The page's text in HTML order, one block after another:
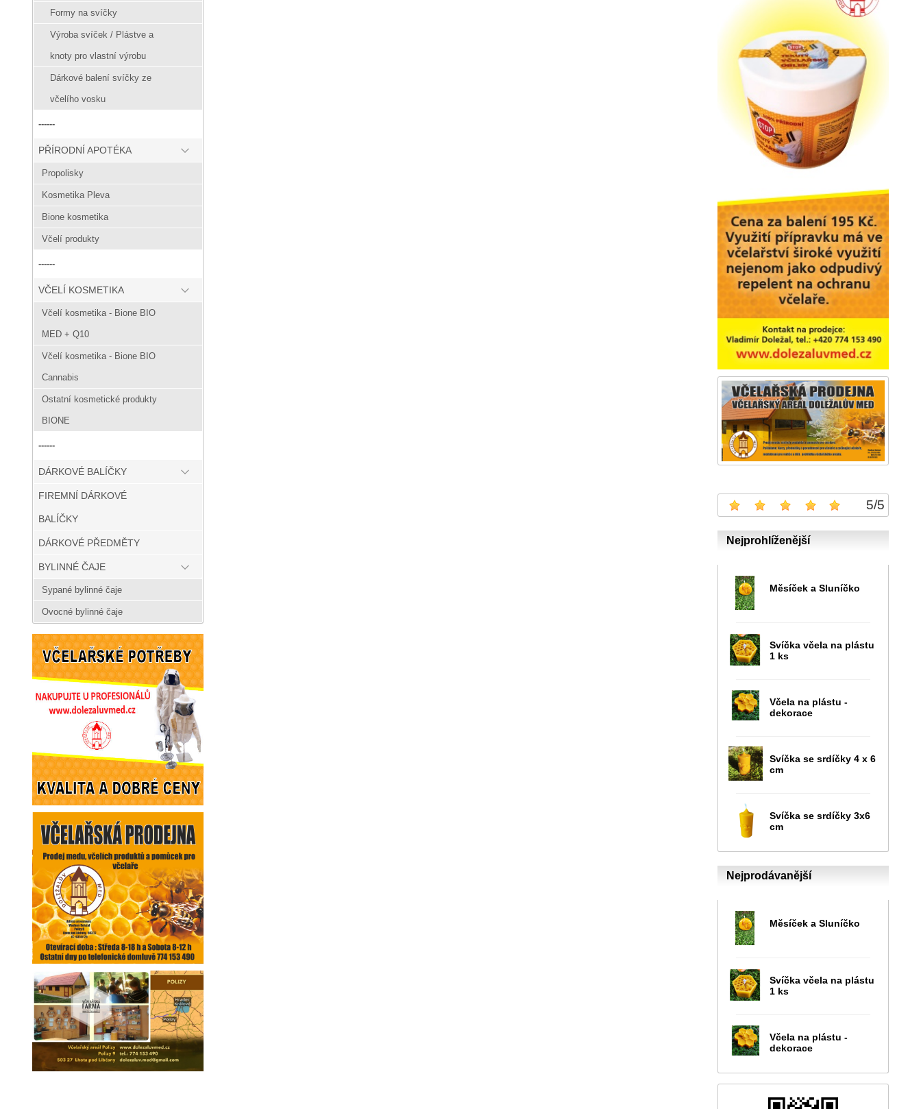
Formy na svíčky
Výroba svíček / Plástve a
knoty pro vlastní výrobu
Dárkové balení svíčky ze
včelího vosku
------
PŘÍRODNÍ APOTÉKA
Propolisky
Kosmetika Pleva
Bione kosmetika
Včelí produkty
------
VČELÍ KOSMETIKA
Včelí kosmetika - Bione BIO
MED + Q10
Včelí kosmetika - Bione BIO
Cannabis
Ostatní kosmetické produkty
BIONE
------
DÁRKOVÉ BALÍČKY
FIREMNÍ DÁRKOVÉ
BALÍČKY
DÁRKOVÉ PŘEDMĚTY
BYLINNÉ ČAJE
Sypané bylinné čaje
Ovocné bylinné čaje
5/5
Nejprohlíženější
Měsíček a Sluníčko
Svíčka včela na plástu
1 ks
Včela na plástu -
dekorace
Svíčka se srdíčky 4 x 6
cm
Svíčka se srdíčky 3x6
cm
Nejprodávanější
Měsíček a Sluníčko
Svíčka včela na plástu
1 ks
Včela na plástu -
dekorace